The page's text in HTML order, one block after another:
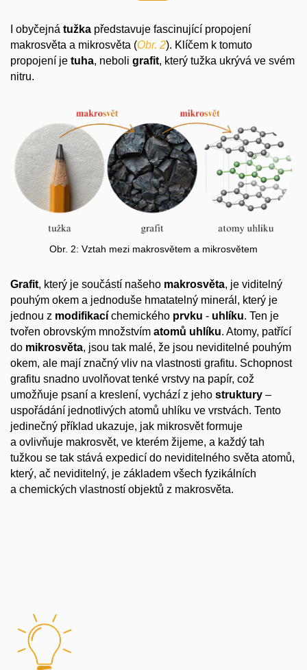
I obyčejná tužka představuje fascinující propojení
makrosvěta a mikrosvěta (Obr. 2). Klíčem k tomuto
propojení je tuha, neboli grafit, který tužka ukrývá ve svém
nitru.
Obr. 2: Vztah mezi makrosvětem a mikrosvětem
Grafit, který je součástí našeho makrosvěta, je viditelný
pouhým okem a jednoduše hmatatelný minerál, který je
jednou z modifikací chemického prvku - uhlíku. Ten je
tvořen obrovským množstvím atomů uhlíku. Atomy, patřící
do mikrosvěta, jsou tak malé, že jsou neviditelné pouhým
okem, ale mají značný vliv na vlastnosti grafitu. Schopnost
grafitu snadno uvolňovat tenké vrstvy na papír, což
umožňuje psaní a kreslení, vychází z jeho struktury –
uspořádání jednotlivých atomů uhlíku ve vrstvách. Tento
jedinečný příklad ukazuje, jak mikrosvět formuje
a ovlivňuje makrosvět, ve kterém žijeme, a každý tah
tužkou se tak stává expedicí do neviditelného světa atomů,
který, ač neviditelný, je základem všech fyzikálních
a chemických vlastností objektů z makrosvěta.